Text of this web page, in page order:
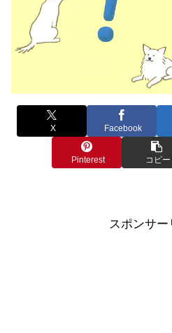
X Facebook
Pinterest コピー
スポンサー